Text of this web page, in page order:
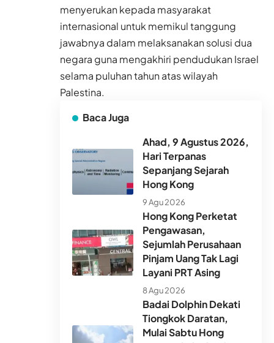
menyerukan kepada masyarakat
internasional untuk memikul tanggung
jawabnya dalam melaksanakan solusi dua
negara guna mengakhiri pendudukan Israel
selama puluhan tahun atas wilayah
Palestina.
Baca Juga
Ahad, 9 Agustus 2026,
Hari Terpanas
Sepanjang Sejarah
Hong Kong
9 Agu 2026
Hong Kong Perketat
Pengawasan,
Sejumlah Perusahaan
Pinjam Uang Tak Lagi
Layani PRT Asing
8 Agu 2026
Badai Dolphin Dekati
Tiongkok Daratan,
Mulai Sabtu Hong